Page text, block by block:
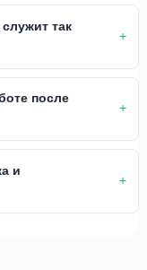
так
после
и